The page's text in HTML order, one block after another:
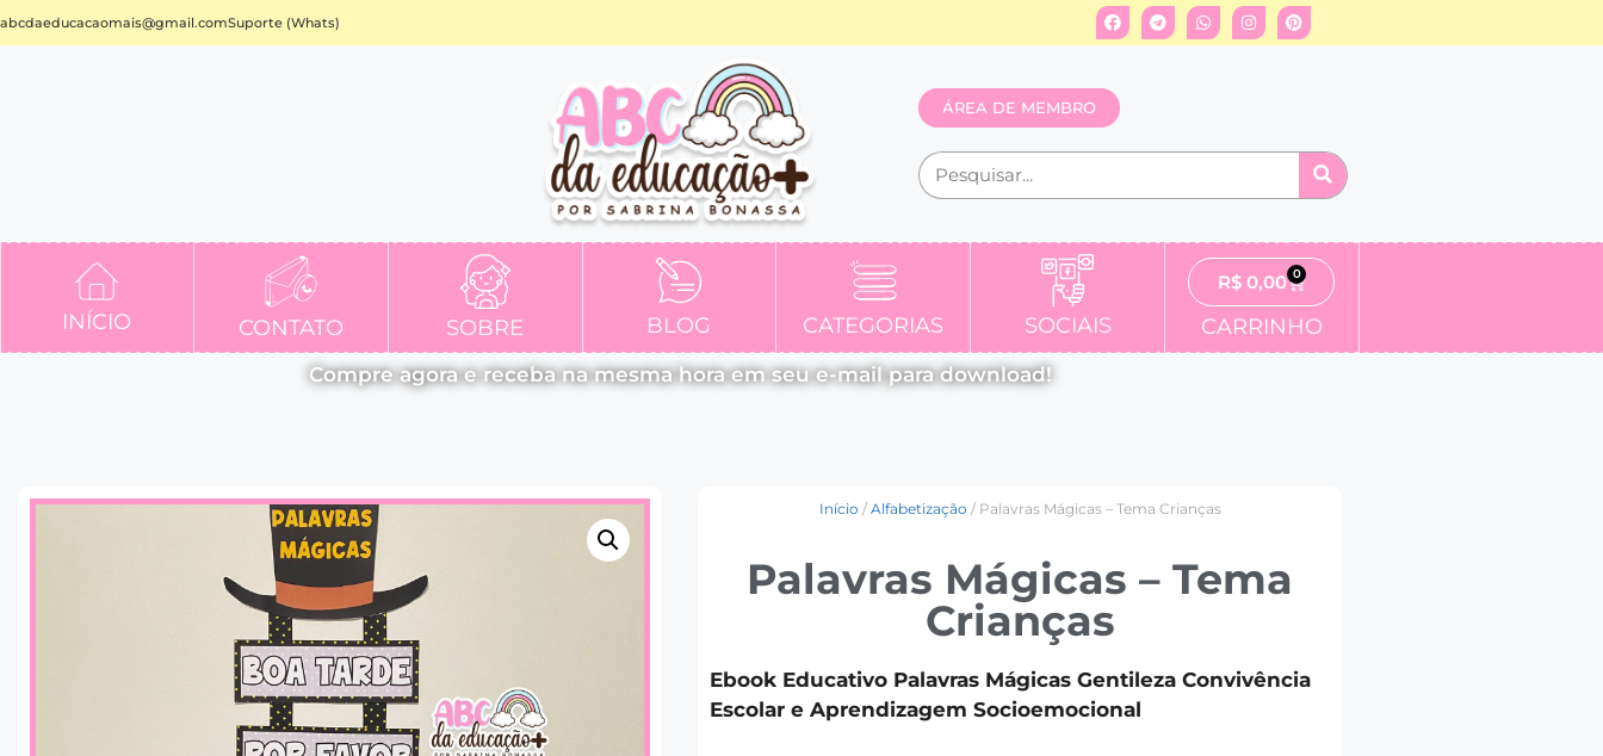
abcdaeducacaomais@gmail.comSuporte (Whats)
ÁREA DE MEMBRO
INÍCIO CONTATO SOBRE BLOG CATEGORIAS SOCIAIS
R$ 0,00 0
CARRINHO
Compre agora e receba na mesma hora em seu e-mail para download!
Início / Alfabetização / Palavras Mágicas – Tema Crianças
Palavras Mágicas – Tema
Crianças
Ebook Educativo Palavras Mágicas Gentileza Convivência
Escolar e Aprendizagem Socioemocional